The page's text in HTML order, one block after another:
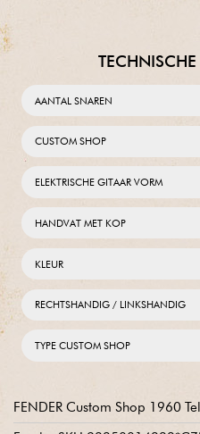
TECHNISCHE
AANTAL SNAREN
CUSTOM SHOP
ELEKTRISCHE GITAAR VORM
HANDVAT MET KOP
KLEUR
RECHTSHANDIG / LINKSHANDIG
TYPE CUSTOM SHOP
FENDER Custom Shop 1960